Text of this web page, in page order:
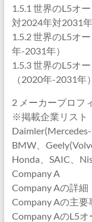
1.5.1 世界のL5オ
対2024年対2031年
1.5.2 世界のL5オ
年-2031年）
1.5.3 世界のL5オ
（2020年-2031年）
2 メーカープロフ
※掲載企業リスト
BMW、
Honda、SAIC、
Company A
Company Aの詳細
Company Aの主要
Company AのL5